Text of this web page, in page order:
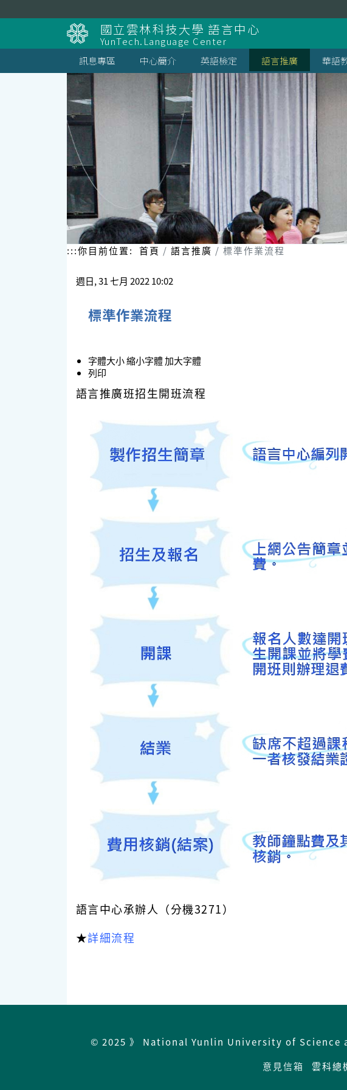
到
國立雲林科技大學 語言中心
YunTech.Language Center
訊息專區
中心簡介 英語檢定 語言推廣 華語
:::你目前位置: 首頁 語言推廣 標準作業流程
週日, 31 七月 2022 10:02
標準作業流程
字體大小縮小字體加大字體
列印
語言推廣班招生開班流程
語言中心承辦人（分機3271）
★詳細流程
© 2025 》 National Yunlin University of
意見信箱
雲科總